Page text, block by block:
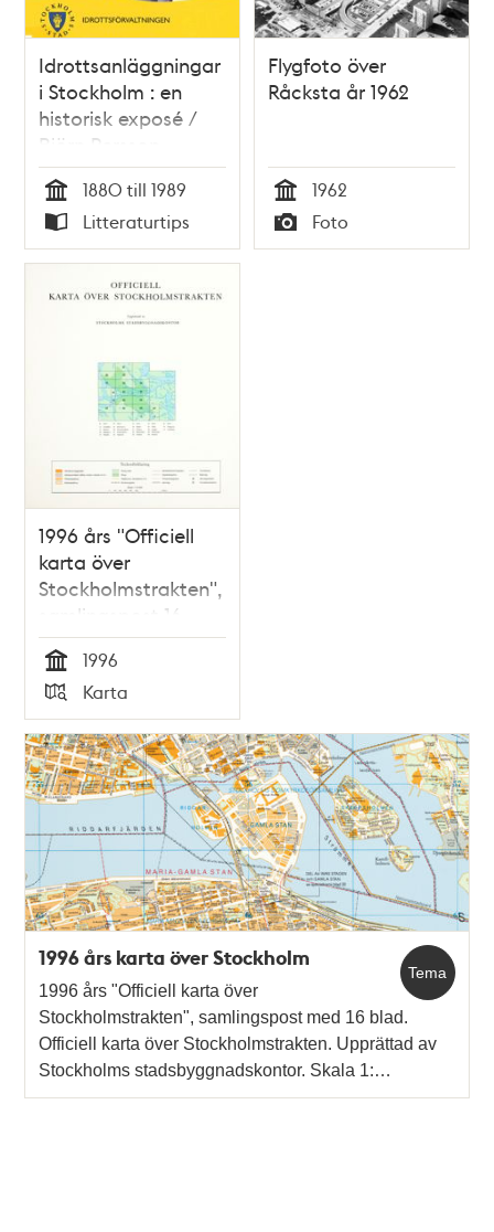
Idrottsanläggningar
i Stockholm : en
historisk exposé /
Björn Persson
Tid
1880 till 1989
Typ
Litteraturtips
Flygfoto över
Råcksta år 1962
Tid
1962
Typ
Foto
1996 års "Officiell
karta över
Stockholmstrakten",
samlingspost 16
blad
Tid
1996
Typ
Karta
Tema
1996 års karta över Stockholm
1996 års "Officiell karta över
Stockholmstrakten", samlingspost med 16 blad.
Officiell karta över Stockholmstrakten. Upprättad av
Stockholms stadsbyggnadskontor. Skala 1:…